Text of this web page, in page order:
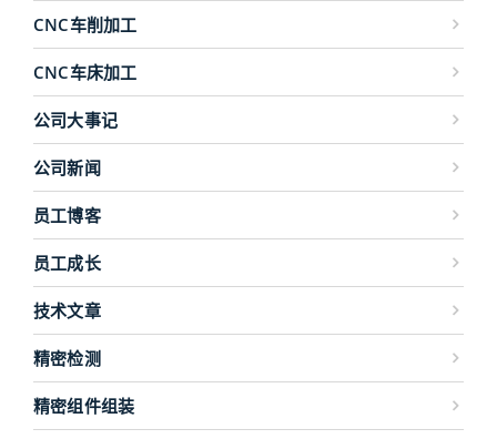
CNC车削加工
CNC车床加工
公司大事记
公司新闻
员工博客
员工成长
技术文章
精密检测
精密组件组装